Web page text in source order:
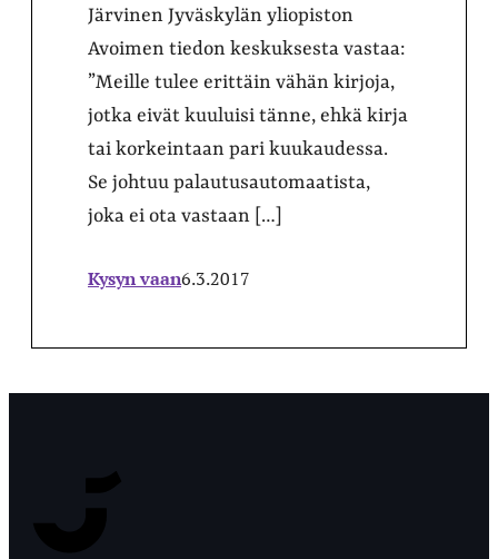
Järvinen Jyväskylän yliopiston
Avoimen tiedon keskuksesta vastaa:
”Meille tulee erittäin vähän kirjoja,
jotka eivät kuuluisi tänne, ehkä kirja
tai korkeintaan pari kuukaudessa.
Se johtuu palautusautomaatista,
joka ei ota vastaan […]
Kysyn vaan6.3.2017